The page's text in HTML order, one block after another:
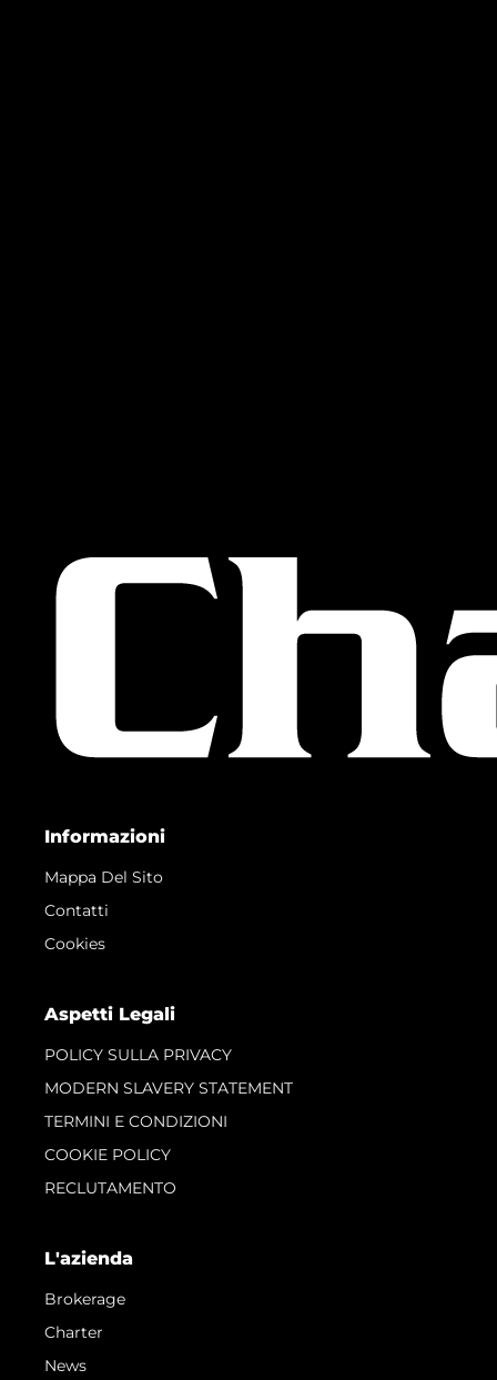
Informazioni
Mappa Del Sito
Contatti
Cookies
Aspetti Legali
POLICY SULLA PRIVACY
MODERN SLAVERY STATEMENT
TERMINI E CONDIZIONI
COOKIE POLICY
RECLUTAMENTO
L'azienda
Brokerage
Charter
News